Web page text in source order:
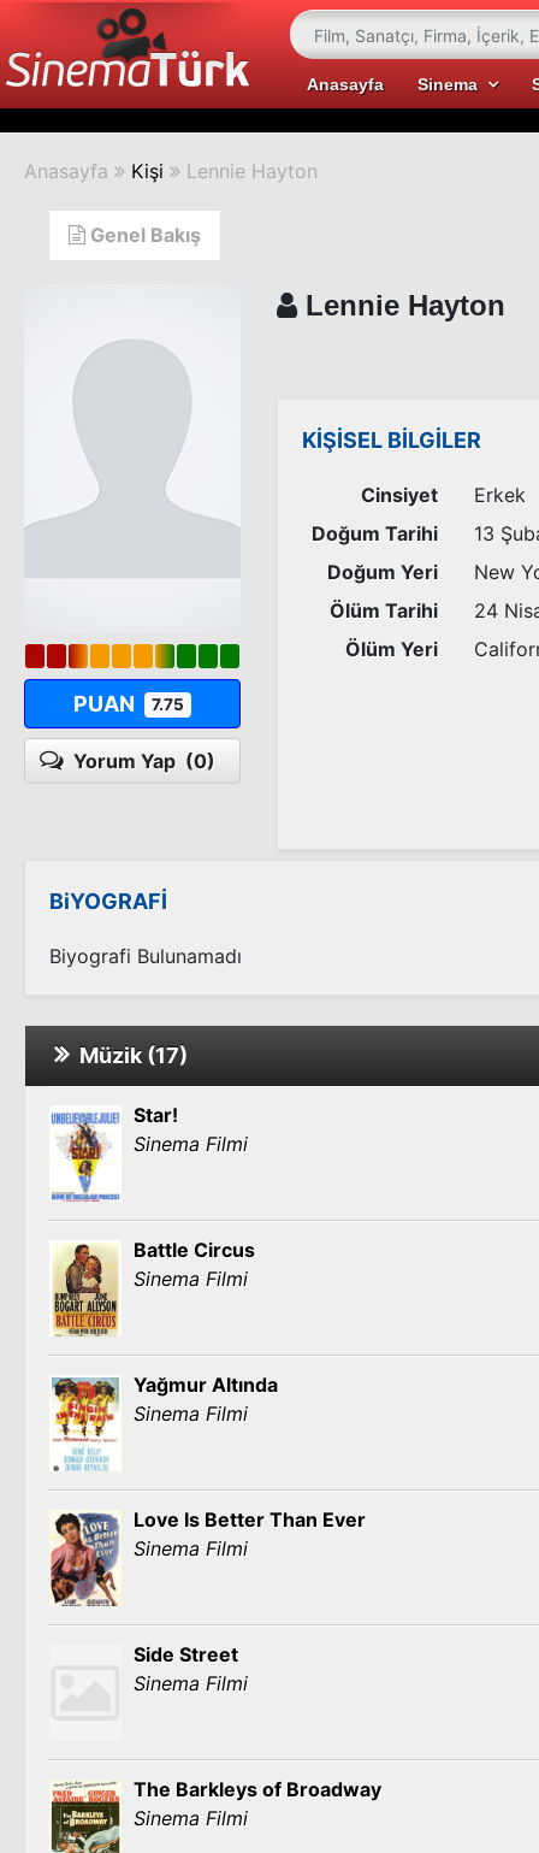
Anasayfa Sinema
Anasayfa Kişi Lennie Hayton
Genel Bakış
PUAN 7.75
Yorum Yap (0)
Lennie Hayton
KİŞİSEL BİLGİLER
Cinsiyet
Erkek
Doğum Tarihi
13
Doğum Yeri
New
Ölüm Tarihi
24
Ölüm Yeri
BiYOGRAFİ
Biyografi Bulunamadı
Müzik (17)
Star!
Sinema Filmi
Battle Circus
Sinema Filmi
Yağmur Altında
Sinema Filmi
Love Is Better Than Ever
Sinema Filmi
Side Street
Sinema Filmi
The Barkleys of Broadway
Sinema Filmi